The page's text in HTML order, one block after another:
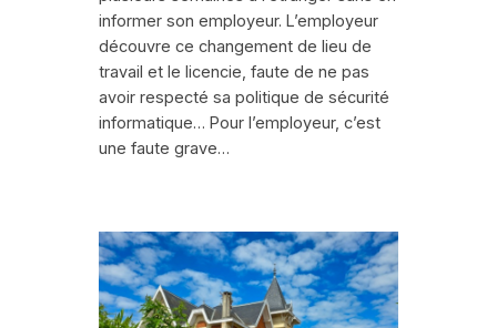
informer son employeur. L’employeur
découvre ce changement de lieu de
travail et le licencie, faute de ne pas
avoir respecté sa politique de sécurité
informatique… Pour l’employeur, c’est
une faute grave…